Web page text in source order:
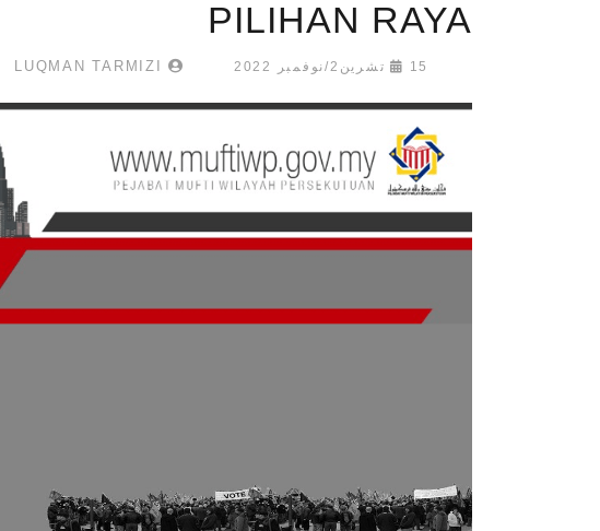
PILIHAN RAYA
15 تشرين2/نوفمبر 2022 LUQMAN TARMIZI